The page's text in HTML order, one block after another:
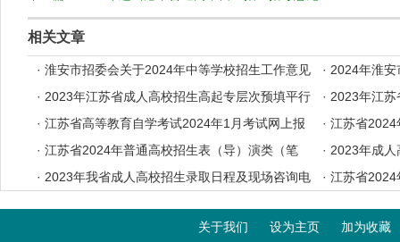
相关文章
· 淮安市招委会关于2024年中等学校招生工作意见 · 2024年淮
· 2023年江苏省成人高校招生高起专层次预填平行
志愿投档分数线
· 2023年江
档分数线
· 江苏省高等教育自学考试2024年1月考试网上报
名办法
· 江苏省2024
考证自助打
· 江苏省2024年普通高校招生表（导）演类（笔
试）、书法类专业省统考考前提醒
· 2023年成
· 2023年我省成人高校招生录取日程及现场咨询电
· 江苏省2024
关于我们
设为主页 加为收藏